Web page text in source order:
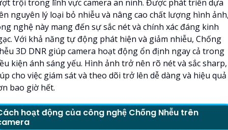
trội trong lĩnh vực camera an ninh. Được phát triển dựa
nguyên lý loại bỏ nhiễu và nâng cao chất lượng hình
nghệ này mang đến sự sắc nét và chính xác đáng kinh
Với khả năng tự động phát hiện và giảm nhiễu, Chống
3D DNR giúp camera hoạt động ổn định ngay cả trong
kiện ánh sáng yếu. Hình ảnh trở nên rõ nét và sắc sharp,
cho việc giám sát và theo dõi trở lên dễ dàng và hiệu quả
bao giờ hết.
hoạt động của công nghệ Chống Nhễu trên